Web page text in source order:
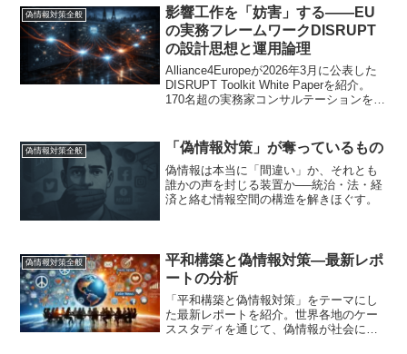
偽情報対策全般
影響工作を「妨害」する――EU
の実務フレームワークDISRUPT
の設計思想と運用論理
Alliance4Europeが2026年3月に公表した
DISRUPT Toolkit White Paperを紹介。
170名超の実務家コンサルテーションをも
ームワーク、6種類のワークフロー、チェ
コ・ブルガリア・ポーランド・ルーマニ
ア4か国比較を詳述する。
偽情報対策全般 「偽情報対策」が奪っているもの
偽情報は本当に「間違い」か、それとも
誰かの声を封じる装置か──統治・法・経
済と絡む情報空間の構造を解きほぐす。
偽情報対策全般
平和構築と偽情報対策—最新レポ
ートの分析
「平和構築と偽情報対策」をテーマにし
た最新レポートを紹介。世界各地のケー
ススタディを通じて、偽情報が社会に与